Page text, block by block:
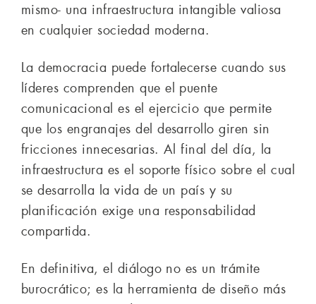
mismo- una infraestructura intangible valiosa
en cualquier sociedad moderna.
La democracia puede fortalecerse cuando sus
líderes comprenden que el puente
comunicacional es el ejercicio que permite
que los engranajes del desarrollo giren sin
fricciones innecesarias. Al final del día, la
infraestructura es el soporte físico sobre el cual
se desarrolla la vida de un país y su
planificación exige una responsabilidad
compartida.
En definitiva, el diálogo no es un trámite
burocrático; es la herramienta de diseño más